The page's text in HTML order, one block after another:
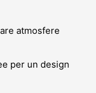
atmosfere
per un design